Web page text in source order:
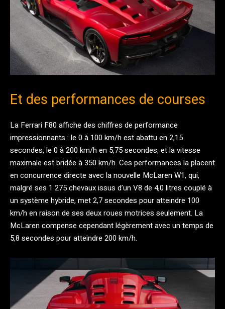
Et des performances de courses
La Ferrari F80 affiche des chiffres de performance
impressionnants : le 0 à 100 km/h est abattu en 2,15
secondes, le 0 à 200 km/h en 5,75 secondes, et la vitesse
maximale est bridée à 350 km/h. Ces performances la placent
en concurrence directe avec la nouvelle McLaren W1, qui,
malgré ses 1 275 chevaux issus d’un V8 de 4,0 litres couplé à
un système hybride, met 2,7 secondes pour atteindre 100
km/h en raison de ses deux roues motrices seulement. La
McLaren compense cependant légèrement avec un temps de
5,8 secondes pour atteindre 200 km/h.